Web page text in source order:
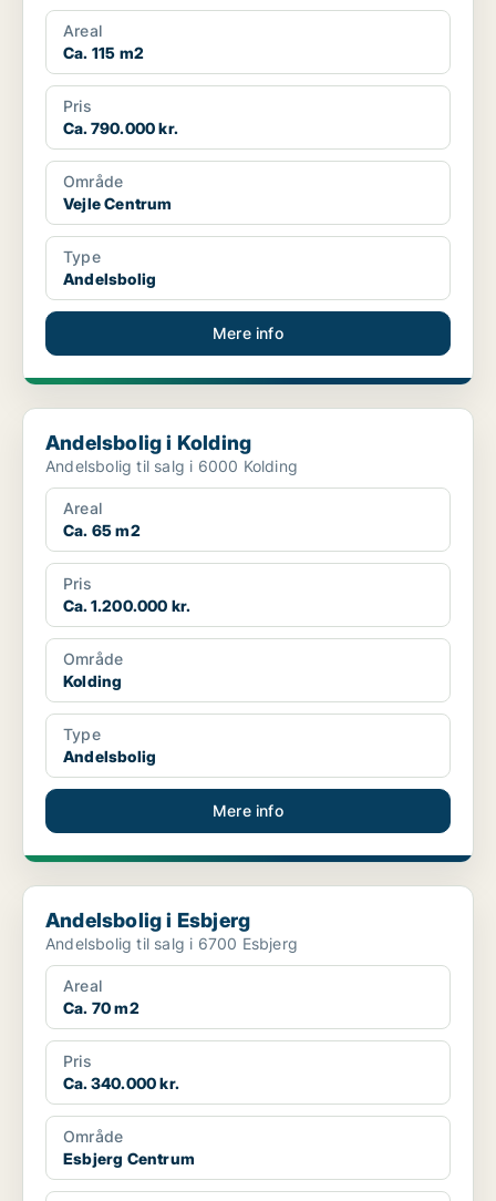
Areal
Ca. 115 m2
Pris
Ca. 790.000 kr.
Område
Vejle Centrum
Type
Andelsbolig
Mere info
Andelsbolig i Kolding
Andelsbolig i Kolding
Andelsbolig til salg i 6000 Kolding
Areal
Ca. 65 m2
Pris
Ca. 1.200.000 kr.
Område
Kolding
Type
Andelsbolig
Mere info
Andelsbolig i Esbjerg
Andelsbolig i Esbjerg
Andelsbolig til salg i 6700 Esbjerg
Areal
Ca. 70 m2
Pris
Ca. 340.000 kr.
Område
Esbjerg Centrum